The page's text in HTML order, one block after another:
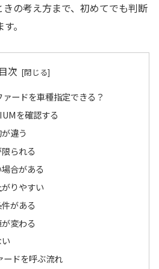
の考え方まで、初めてでも判断
。
目次
ードを車種指定できる？
を確認する
違う
られる
合がある
りやすい
がある
変わる
ードを呼ぶ流れ